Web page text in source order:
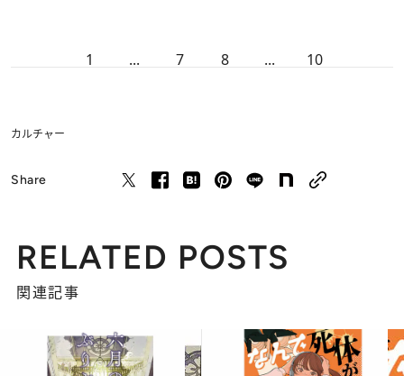
1 ... 7 8 ... 10
カルチャー
Share
RELATED POSTS
関連記事